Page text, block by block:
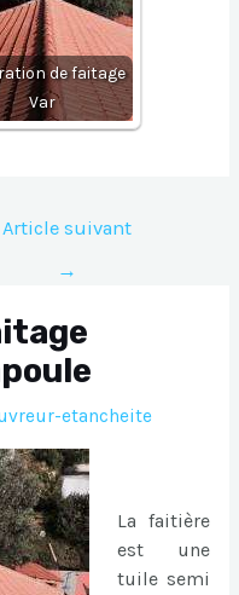
de faitage
Var
Article suivant
→
etancheite
La faitière
est une
tuile semi